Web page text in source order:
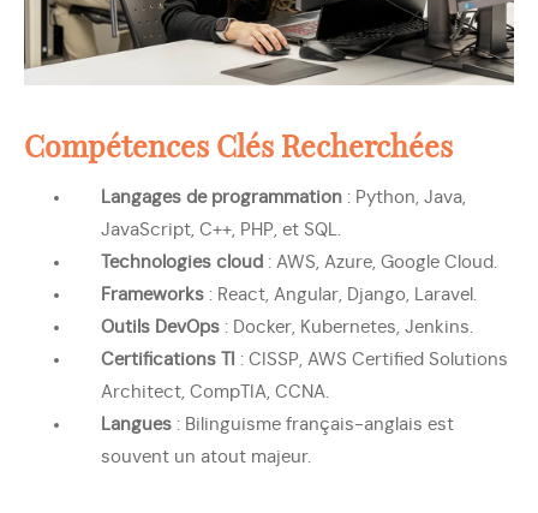
Compétences Clés Recherchées
Langages de programmation : Python, Java,
JavaScript, C++, PHP, et SQL.
Technologies cloud : AWS, Azure, Google Cloud.
Frameworks : React, Angular, Django, Laravel.
Outils DevOps : Docker, Kubernetes, Jenkins.
Certifications TI
: CISSP, AWS Certified Solutions
Architect, CompTIA, CCNA.
Langues : Bilinguisme français-anglais est
souvent un atout majeur.